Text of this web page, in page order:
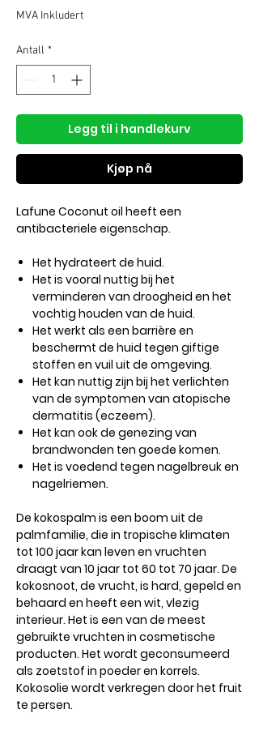
pris
MVA Inkludert
Antall *
Legg til i handlekurv
Kjøp nå
Lafune Coconut oil heeft een
antibacteriele eigenschap.
Het hydrateert de huid.
Het is vooral nuttig bij het
verminderen van droogheid en het
vochtig houden van de huid.
Het werkt als een barrière en
beschermt de huid tegen giftige
stoffen en vuil uit de omgeving.
Het kan nuttig zijn bij het verlichten
van de symptomen van atopische
dermatitis (eczeem).
Het kan ook de genezing van
brandwonden ten goede komen.
Het is voedend tegen nagelbreuk en
nagelriemen.
De kokospalm is een boom uit de
palmfamilie, die in tropische klimaten
tot 100 jaar kan leven en vruchten
draagt ​​van 10 jaar tot 60 tot 70 jaar. De
kokosnoot, de vrucht, is hard, gepeld en
behaard en heeft een wit, vlezig
interieur. Het is een van de meest
gebruikte vruchten in cosmetische
producten. Het wordt geconsumeerd
als zoetstof in poeder en korrels.
Kokosolie wordt verkregen door het fruit
te persen.